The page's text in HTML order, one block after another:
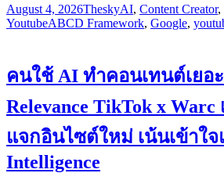
August 4, 2026TheskyAI, Content Creator,
YoutubeABCD Framework, Google,
คนใช้ AI ทำคอนเทนต์เยอ
Relevance TikTok x Warc
แจกอินไซต์ใหม่ เน้นเข้าใ
Intelligence